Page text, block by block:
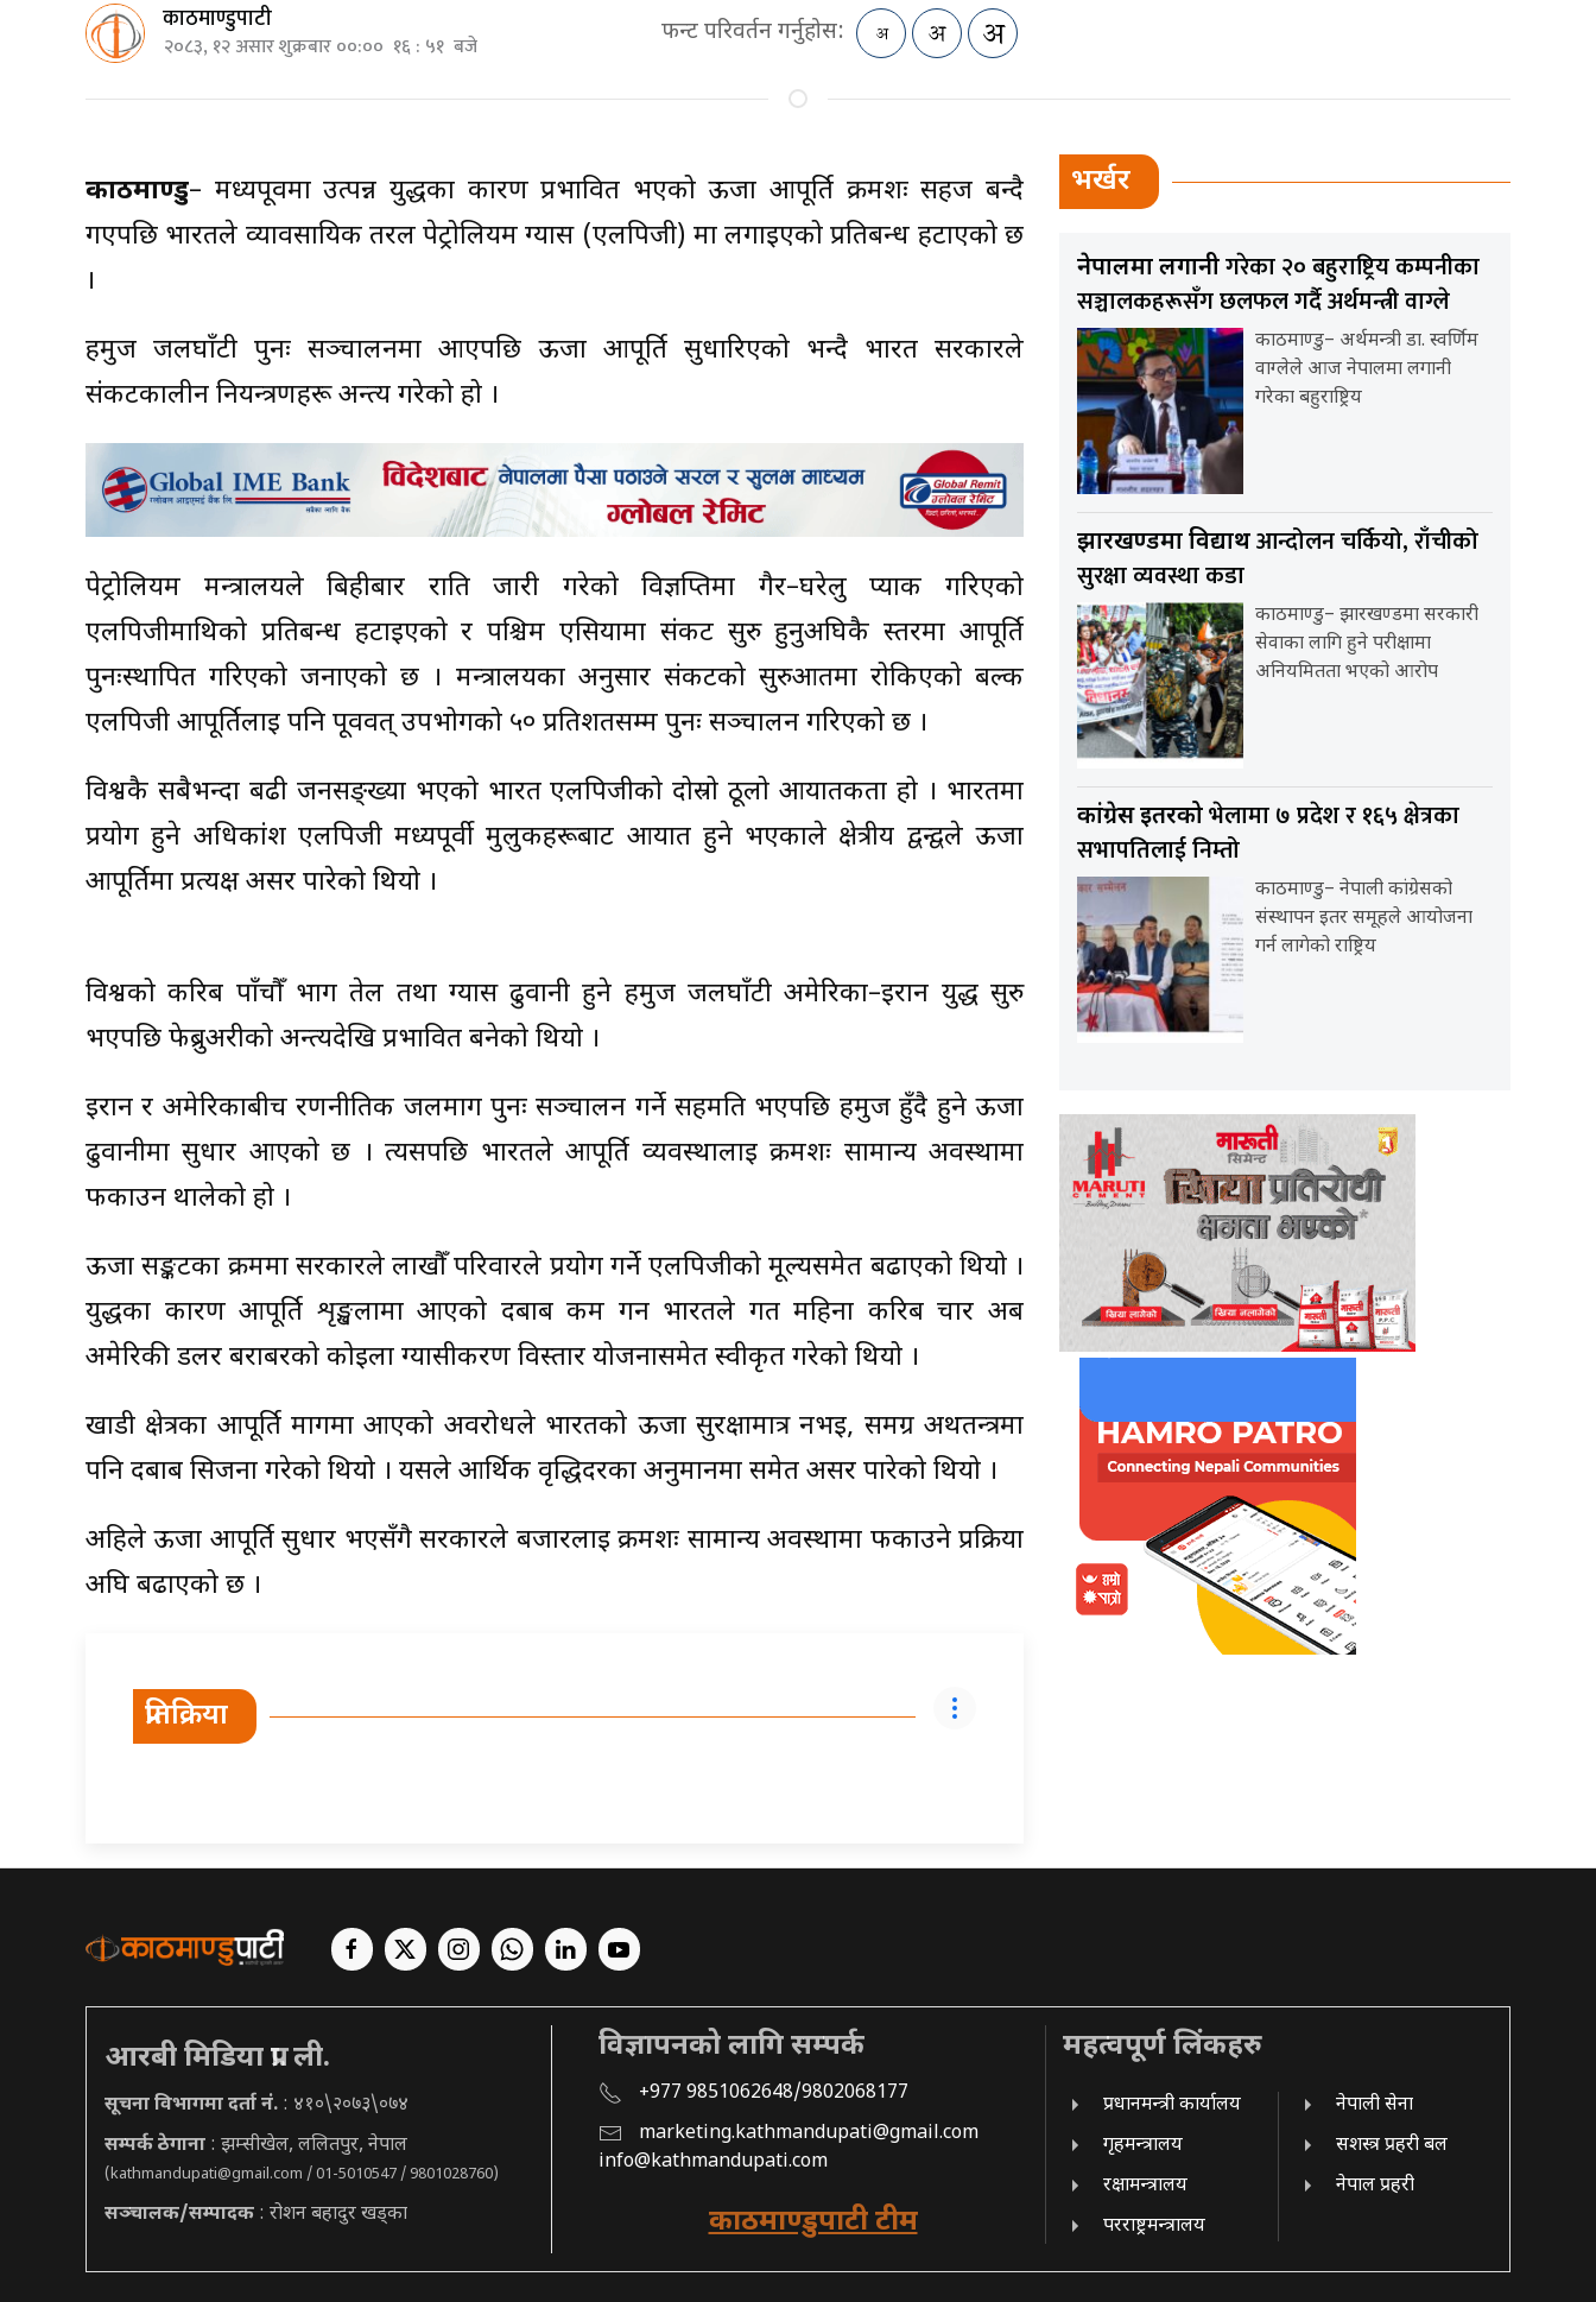
काठमाण्डुपाटी
२०८३, १२ असार शुक्रबार ००:०० १६ : ५१ बजे फन्ट परिवर्तन गर्नुहोस:
काठमाण्डु– मध्यपूर्वमा उत्पन्न युद्धका कारण प्रभावित भएको ऊर्जा आपूर्ति क्रमशः सहज बन्दै
गएपछि भारतले व्यावसायिक तरल पेट्रोलियम ग्यास (एलपिजी) मा लगाइएको प्रतिबन्ध हटाएको छ
।
हर्मुज जलघाँटी पुनः सञ्चालनमा आएपछि ऊर्जा आपूर्ति सुधारिएको भन्दै भारत सरकारले
संकटकालीन नियन्त्रणहरू अन्त्य गरेको हो ।
पेट्रोलियम मन्त्रालयले बिहीबार राति जारी गरेको विज्ञप्तिमा गैर–घरेलु प्याक गरिएको
एलपिजीमाथिको प्रतिबन्ध हटाइएको र पश्चिम एसियामा संकट सुरु हुनुअघिकै स्तरमा आपूर्ति
पुनःस्थापित गरिएको जनाएको छ । मन्त्रालयका अनुसार संकटको सुरुआतमा रोकिएको बल्क
एलपिजी आपूर्तिलाई पनि पूर्ववत् उपभोगको ५० प्रतिशतसम्म पुनः सञ्चालन गरिएको छ ।
विश्वकै सबैभन्दा बढी जनसङ्ख्या भएको भारत एलपिजीको दोस्रो ठूलो आयातकर्ता हो । भारतमा
प्रयोग हुने अधिकांश एलपिजी मध्यपूर्वी मुलुकहरूबाट आयात हुने भएकाले क्षेत्रीय द्वन्द्वले ऊर्जा
आपूर्तिमा प्रत्यक्ष असर पारेको थियो ।
विश्वको करिब पाँचौँ भाग तेल तथा ग्यास ढुवानी हुने हर्मुज जलघाँटी अमेरिका–इरान युद्ध सुरु
भएपछि फेब्रुअरीको अन्त्यदेखि प्रभावित बनेको थियो ।
इरान र अमेरिकाबीच रणनीतिक जलमार्ग पुनः सञ्चालन गर्ने सहमति भएपछि हर्मुज हुँदै हुने ऊर्जा
ढुवानीमा सुधार आएको छ । त्यसपछि भारतले आपूर्ति व्यवस्थालाई क्रमशः सामान्य अवस्थामा
फर्काउन थालेको हो ।
ऊर्जा सङ्कटका क्रममा सरकारले लाखौँ परिवारले प्रयोग गर्ने एलपिजीको मूल्यसमेत बढाएको थियो ।
युद्धका कारण आपूर्ति शृङ्खलामा आएको दबाब कम गर्न भारतले गत महिना करिब चार अर्ब
अमेरिकी डलर बराबरको कोइला ग्यासीकरण विस्तार योजनासमेत स्वीकृत गरेको थियो ।
खाडी क्षेत्रका आपूर्ति मार्गमा आएको अवरोधले भारतको ऊर्जा सुरक्षामात्र नभई, समग्र अर्थतन्त्रमा
पनि दबाब सिर्जना गरेको थियो । यसले आर्थिक वृद्धिदरका अनुमानमा समेत असर पारेको थियो ।
अहिले ऊर्जा आपूर्ति सुधार भएसँगै सरकारले बजारलाई क्रमशः सामान्य अवस्थामा फर्काउने प्रक्रिया
अघि बढाएको छ ।
प्रतिक्रिया
भर्खर
नेपालमा लगानीगरेका २० बहुराष्ट्रिय कम्पनीका
सञ्चालकहरूसँग छलफल गर्दै अर्थमन्त्री वाग्ले
काठमाण्डु– अर्थमन्त्री डा. स्वर्णिम
वाग्लेले आज नेपालमा लगानी
गरेका बहुराष्ट्रिय
झारखण्डमा विद्यार्थीआन्दोलन चर्कियो, राँचीको
सुरक्षा व्यवस्था कडा
काठमाण्डु– झारखण्डमा सरकारी
सेवाका लागि हुने परीक्षामा
अनियमितता भएको आरोप
कांग्रेस इतरकोभेलामा ७ प्रदेश र १६५ क्षेत्रका
सभापतिलाई निम्तो
काठमाण्डु– नेपाली कांग्रेसको
संस्थापन इतर समूहले आयोजना
गर्न लागेको राष्ट्रिय
आरबी मिडिया प्रा. ली.
सूचना विभागमा दर्ता नं. : ४१०\२०७३\०७४
सम्पर्क ठेगाना : झम्सीखेल, ललितपुर, नेपाल
(kathmandupati@gmail.com / 01-5010547 / 9801028760)
सञ्चालक/सम्पादक : रोशन बहादुर खड्का
विज्ञापनको लागि सम्पर्क
+977 9851062648/9802068177
marketing.kathmandupati@gmail.com
info@kathmandupati.com
काठमाण्डुपाटी टीम
महत्वपूर्ण लिंकहरु
प्रधानमन्त्री कार्यालय
गृहमन्त्रालय
रक्षामन्त्रालय
परराष्ट्रमन्त्रालय
नेपाली सेना
सशस्त्र प्रहरी बल
नेपाल प्रहरी